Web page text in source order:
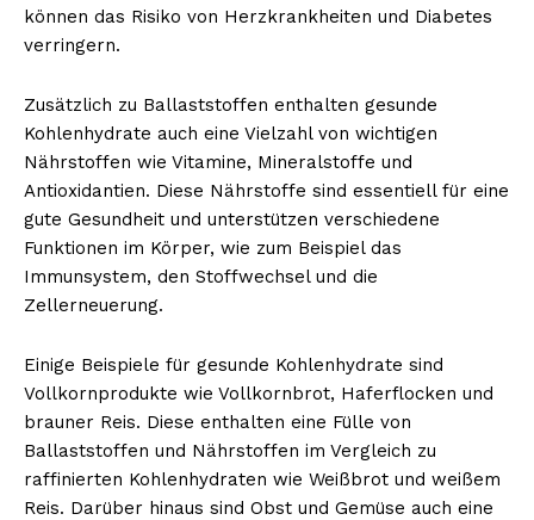
können das Risiko von Herzkrankheiten und Diabetes
verringern.
Zusätzlich zu Ballaststoffen enthalten gesunde
Kohlenhydrate auch eine Vielzahl von wichtigen
Nährstoffen wie Vitamine, Mineralstoffe und
Antioxidantien. Diese Nährstoffe sind essentiell für eine
gute Gesundheit und unterstützen verschiedene
Funktionen im Körper, wie zum Beispiel das
Immunsystem, den Stoffwechsel und die
Zellerneuerung.
Einige Beispiele für gesunde Kohlenhydrate sind
Vollkornprodukte wie Vollkornbrot, Haferflocken und
brauner Reis. Diese enthalten eine Fülle von
Ballaststoffen und Nährstoffen im Vergleich zu
raffinierten Kohlenhydraten wie Weißbrot und weißem
Reis. Darüber hinaus sind Obst und Gemüse auch eine